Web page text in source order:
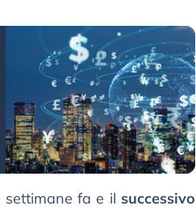
settimane fa e il successivo